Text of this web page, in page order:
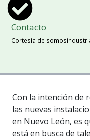
Contacto
Cortesía de
Con la intención de
las nuevas
en Nuevo León, es
está en busca de